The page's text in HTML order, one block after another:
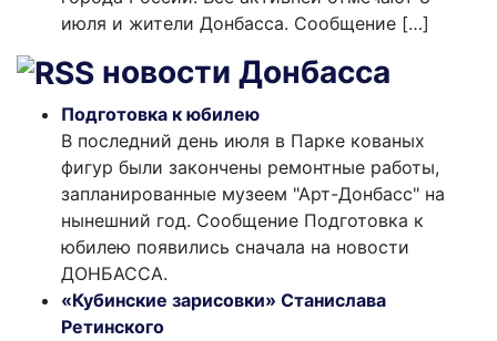
июля и жители Донбасса. Сообщение […]
новости Донбасса
Подготовка к юбилею
В последний день июля в Парке кованых
фигур были закончены ремонтные работы,
запланированные музеем "Арт-Донбасс" на
нынешний год. Сообщение Подготовка к
юбилею появились сначала на новости
ДОНБАССА.
«Кубинские зарисовки» Станислава
Ретинского